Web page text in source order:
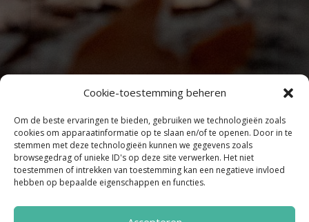
Cookie-toestemming beheren
Om de beste ervaringen te bieden, gebruiken we technologieën zoals
cookies om apparaatinformatie op te slaan en/of te openen. Door in te
stemmen met deze technologieën kunnen we gegevens zoals
browsegedrag of unieke ID's op deze site verwerken. Het niet
toestemmen of intrekken van toestemming kan een negatieve invloed
hebben op bepaalde eigenschappen en functies.